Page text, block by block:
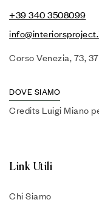
+39 340 3508099
Corso Venezia, 73,
DOVE SIAMO
Credits Luigi Miano
Link Utili
Chi Siamo